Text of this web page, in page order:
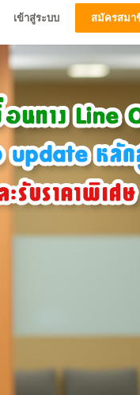
เข้าสู่ระบบ สมัครสมา